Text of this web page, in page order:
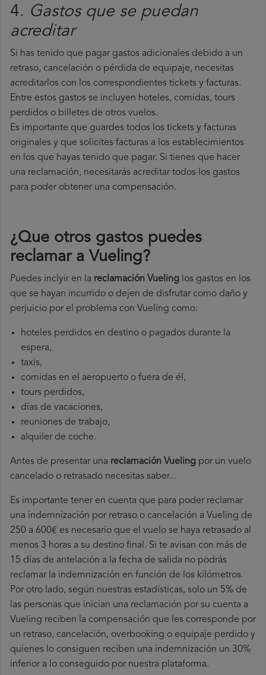
4. Gastos que se puedan
acreditar
Si has tenido que pagar gastos adicionales debido a un
retraso, cancelación o pérdida de equipaje, necesitas
acreditarlos con los correspondientes tickets y facturas.
Entre estos gastos se incluyen hoteles, comidas, tours
perdidos o billetes de otros vuelos.
Es importante que guardes todos los tickets y facturas
originales y que solicites facturas a los establecimientos
en los que hayas tenido que pagar. Si tienes que hacer
una reclamación, necesitarás acreditar todos los gastos
para poder obtener una compensación.
¿Que otros gastos puedes
reclamar a Vueling​?
Puedes inclyir en la reclamación Vueling los gastos en los
que se hayan incurrido o dejen de disfrutar como daño y
perjuicio por el problema con Vueling como:
hoteles perdidos en destino o pagados durante la
espera,
taxis,
comidas en el aeropuerto o fuera de él,
tours perdidos,
días de vacaciones,
reuniones de trabajo,
alquiler de coche.
Antes de presentar una reclamación Vueling por un vuelo
cancelado o retrasado necesitas saber...
Es importante tener en cuenta que para poder reclamar
una indemnización por retraso o cancelación a Vueling de
250 a 600€ es necesario que el vuelo se haya retrasado al
menos 3 horas a su destino final. Si te avisan con más de
15 días de antelación a la fecha de salida no podrás
reclamar la indemnización en función de los kilómetros.
Por otro lado, según nuestras estadísticas, solo un 5% de
las personas que inician una reclamación por su cuenta a
Vueling reciben la compensación que les corresponde por
un retraso, cancelación, overbooking o equipaje perdido y
quienes lo consiguen reciben una indemnización un 30%
inferior a lo conseguido por nuestra plataforma.